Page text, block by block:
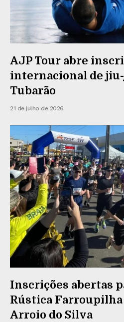
AJP Tour abre
internacional de
Tubarão
21 de julho de 2026
Inscrições abertas
Rústica
Arroio do Silva